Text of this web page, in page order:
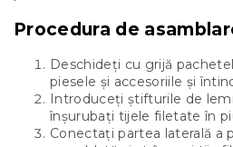
Procedura de
Deschideți cu grijă
piesele și accesoriile și
Introduceți știfturile de
înșurubați tijele filetate în
Conectați partea laterală a